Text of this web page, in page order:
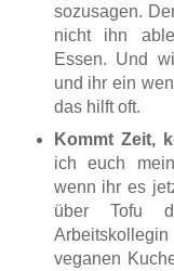
sozusagen.
nicht ihn
Essen. Und
und ihr ein
das hilft oft.
Kommt Zeit,
ich euch
wenn ihr es
über Tofu
veganen